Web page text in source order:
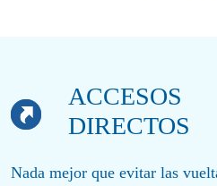
ACCESOS
DIRECTOS
Nada mejor que evitar las